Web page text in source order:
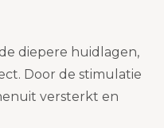
diepere huidlagen,
Door de stimulatie
versterkt en